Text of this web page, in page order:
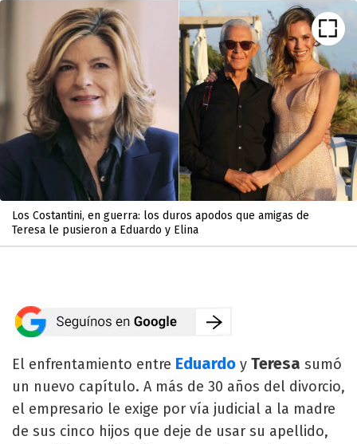
Los Costantini, en guerra: los duros apodos que amigas de
Teresa le pusieron a Eduardo y Elina
El enfrentamiento entre Eduardo y Teresa sumó
un nuevo capítulo. A más de 30 años del divorcio,
el empresario le exige por vía judicial a la madre
de sus cinco hijos que deje de usar su apellido,